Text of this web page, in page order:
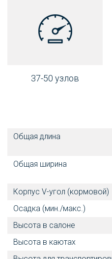
37-50 узлов
Общая длина
Общая ширина
Корпус V-угол (кормовой)
Осадка (мин./макс.)
Высота в салоне
Высота в каютах